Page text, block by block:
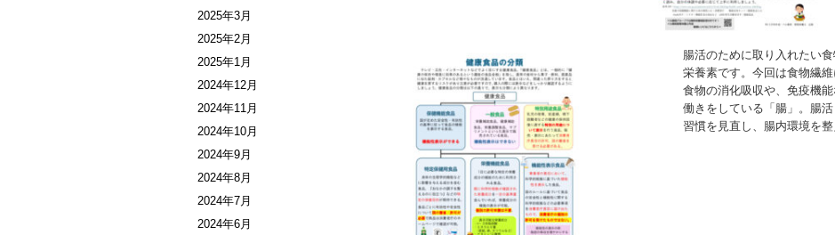
腸活のために取り入れたい
栄養素です。今回は食物繊維
食物の消化吸収や、免疫機
働きをしている「腸」。腸
習慣を見直し、腸内環境を
2025年3月
2025年2月
2025年1月
2024年12月
2024年11月
2024年10月
2024年9月
2024年8月
2024年7月
2024年6月